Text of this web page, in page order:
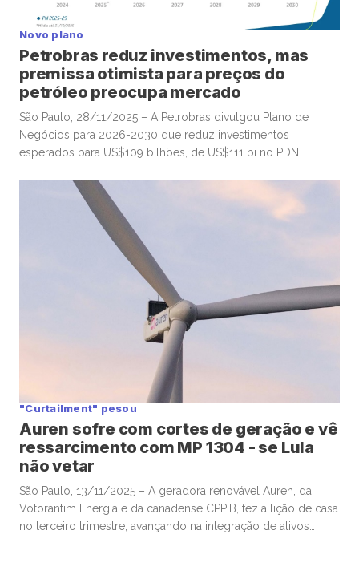
Novo plano
Petrobras reduz investimentos, mas
premissa otimista para preços do
petróleo preocupa mercado
São Paulo, 28/11/2025 – A Petrobras divulgou Plano de
Negócios para 2026-2030 que reduz investimentos
esperados para US$109 bilhões, de US$111 bi no PDN
mercado, depois de notícias que anteciparam os números,
mas com premissas otimistas para os preços do petróleo
nos próximos anos que geraram alguma preocupação […]
"Curtailment" pesou
Auren sofre com cortes de geração e vê
ressarcimento com MP 1304 - se Lula
não vetar
São Paulo, 13/11/2025 – A geradora renovável Auren, da
Votorantim Energia e da canadense CPPIB, fez a lição de casa
no terceiro trimestre, avançando na integração de ativos